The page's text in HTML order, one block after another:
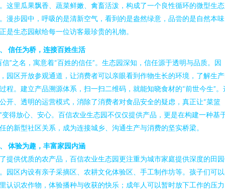
这里瓜果飘香、蔬菜鲜嫩、禽畜活泼，构成了一个良性循环的微型生
漫步园中，呼吸的是清新空气，看到的是盎然绿意，品尝的是自然本
是生态园献给每一位访客最珍贵的礼物。
信任为桥，连接百姓生活
信”之名，寓意着“百姓的信任”。生态园深知，信任源于透明与品质。因
园区开放参观通道，让消费者可以亲眼看到作物生长的环境，了解生
程。建立产品溯源体系，扫一扫二维码，就能知晓食材的“前世今生”。
开、透明的运营模式，消除了消费者对食品安全的疑虑，真正让“菜篮
变得放心、安心。百信农业生态园不仅仅提供产品，更是在构建一种基
的新型社区关系，成为连接城乡、沟通生产与消费的坚实桥梁。
体验为趣，丰富家园内涵
提供优质的农产品，百信农业生态园更注重为城市家庭提供深度的田
园区内设有亲子采摘区、农耕文化体验区、手工制作坊等。孩子们可
认识农作物，体验播种与收获的快乐；成年人可以暂时放下工作的压